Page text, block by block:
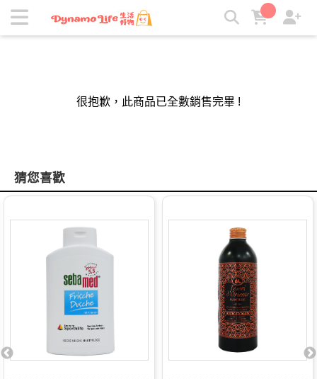
吸引力｜生活好物 | 吸引力生活好物
很抱歉，此商品已全數銷售完畢 !
猜您喜歡